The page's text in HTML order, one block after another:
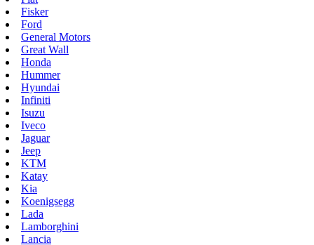
Fisker
Ford
General Motors
Great Wall
Honda
Hummer
Hyundai
Infiniti
Isuzu
Iveco
Jaguar
Jeep
KTM
Katay
Kia
Koenigsegg
Lada
Lamborghini
Lancia